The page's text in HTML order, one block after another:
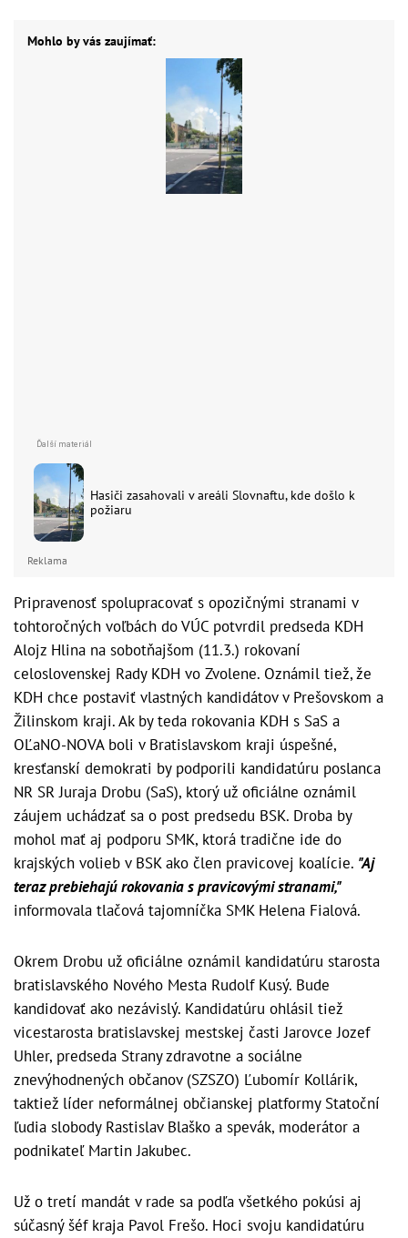
Mohlo by vás zaujímať:
Hasiči zasahovali v areáli Slovnaftu, kde došlo k
požiaru
Reklama
Pripravenosť spolupracovať s opozičnými stranami v
tohtoročných voľbách do VÚC potvrdil predseda KDH
Alojz Hlina na sobotňajšom (11.3.) rokovaní
celoslovenskej Rady KDH vo Zvolene. Oznámil tiež, že
KDH chce postaviť vlastných kandidátov v Prešovskom a
Žilinskom kraji. Ak by teda rokovania KDH s SaS a
OĽaNO-NOVA boli v Bratislavskom kraji úspešné,
kresťanskí demokrati by podporili kandidatúru poslanca
NR SR Juraja Drobu (SaS), ktorý už oficiálne oznámil
záujem uchádzať sa o post predsedu BSK. Droba by
mohol mať aj podporu SMK, ktorá tradične ide do
krajských volieb v BSK ako člen pravicovej koalície. "Aj
teraz prebiehajú rokovania s pravicovými stranami,"
informovala tlačová tajomníčka SMK Helena Fialová.
Okrem Drobu už oficiálne oznámil kandidatúru starosta
bratislavského Nového Mesta Rudolf Kusý. Bude
kandidovať ako nezávislý. Kandidatúru ohlásil tiež
vicestarosta bratislavskej mestskej časti Jarovce Jozef
Uhler, predseda Strany zdravotne a sociálne
znevýhodnených občanov (SZSZO) Ľubomír Kollárik,
taktiež líder neformálnej občianskej platformy Statoční
ľudia slobody Rastislav Blaško a spevák, moderátor a
podnikateľ Martin Jakubec.
Už o tretí mandát v rade sa podľa všetkého pokúsi aj
súčasný šéf kraja Pavol Frešo. Hoci svoju kandidatúru